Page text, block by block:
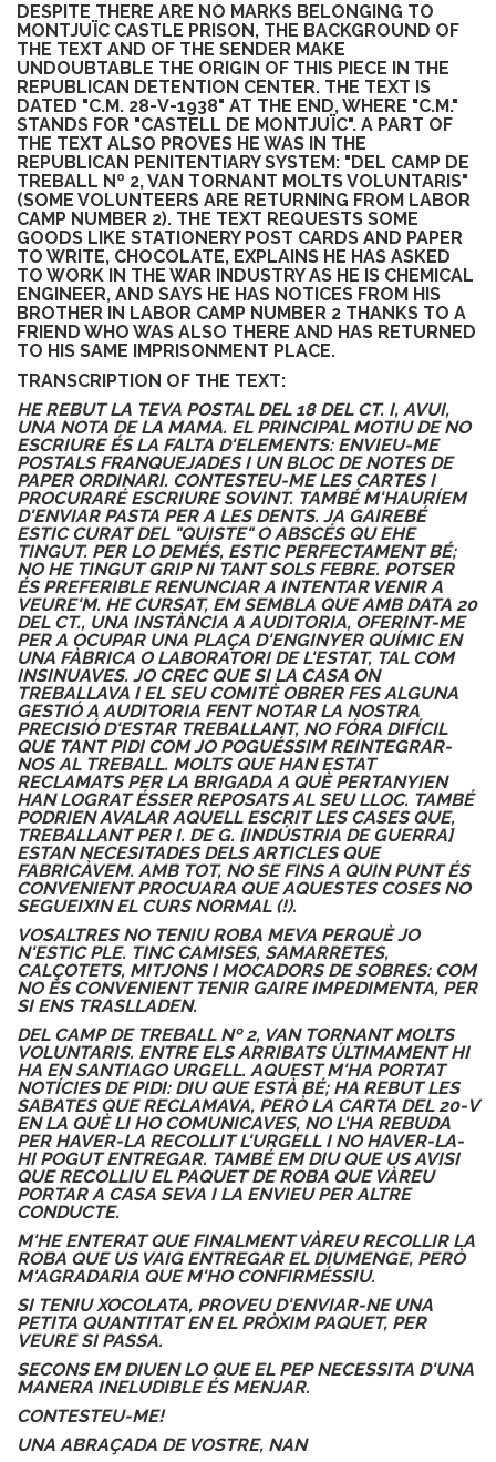
DESPITE THERE ARE NO MARKS BELONGING TO
MONTJUÏC CASTLE PRISON, THE BACKGROUND OF
THE TEXT AND OF THE SENDER MAKE
UNDOUBTABLE THE ORIGIN OF THIS PIECE IN THE
REPUBLICAN DETENTION CENTER. THE TEXT IS
DATED "C.M. 28-V-1938" AT THE END, WHERE "C.M."
STANDS FOR "CASTELL DE MONTJUÏC". A PART OF
THE TEXT ALSO PROVES HE WAS IN THE
REPUBLICAN PENITENTIARY SYSTEM: "DEL CAMP DE
TREBALL Nº 2, VAN TORNANT MOLTS VOLUNTARIS"
(SOME VOLUNTEERS ARE RETURNING FROM LABOR
CAMP NUMBER 2). THE TEXT REQUESTS SOME
GOODS LIKE STATIONERY POST CARDS AND PAPER
TO WRITE, CHOCOLATE, EXPLAINS HE HAS ASKED
TO WORK IN THE WAR INDUSTRY AS HE IS CHEMICAL
ENGINEER, AND SAYS HE HAS NOTICES FROM HIS
BROTHER IN LABOR CAMP NUMBER 2 THANKS TO A
FRIEND WHO WAS ALSO THERE AND HAS RETURNED
TO HIS SAME IMPRISONMENT PLACE.
TRANSCRIPTION OF THE TEXT:
HE REBUT LA TEVA POSTAL DEL 18 DEL CT. I, AVUI,
UNA NOTA DE LA MAMA. EL PRINCIPAL MOTIU DE NO
ESCRIURE ÉS LA FALTA D'ELEMENTS: ENVIEU-ME
POSTALS FRANQUEJADES I UN BLOC DE NOTES DE
PAPER ORDINARI. CONTESTEU-ME LES CARTES I
PROCURARÉ ESCRIURE SOVINT. TAMBÉ M'HAURÍEM
D'ENVIAR PASTA PER A LES DENTS. JA GAIREBÉ
ESTIC CURAT DEL "QUISTE" O ABSCÉS QU EHE
TINGUT. PER LO DEMÉS, ESTIC PERFECTAMENT BÉ;
NO HE TINGUT GRIP NI TANT SOLS FEBRE. POTSER
ÉS PREFERIBLE RENUNCIAR A INTENTAR VENIR A
VEURE'M. HE CURSAT, EM SEMBLA QUE AMB DATA 20
DEL CT., UNA INSTÀNCIA A AUDITORIA, OFERINT-ME
PER A OCUPAR UNA PLAÇA D'ENGINYER QUÍMIC EN
UNA FÀBRICA O LABORATORI DE L'ESTAT, TAL COM
INSINUAVES. JO CREC QUE SI LA CASA ON
TREBALLAVA I EL SEU COMITÈ OBRER FES ALGUNA
GESTIÓ A AUDITORIA FENT NOTAR LA NOSTRA
PRECISIÓ D'ESTAR TREBALLANT, NO FÓRA DIFÍCIL
QUE TANT PIDI COM JO POGUÉSSIM REINTEGRAR-
NOS AL TREBALL. MOLTS QUE HAN ESTAT
RECLAMATS PER LA BRIGADA A QUÈ PERTANYIEN
HAN LOGRAT ÉSSER REPOSATS AL SEU LLOC. TAMBÉ
PODRIEN AVALAR AQUELL ESCRIT LES CASES QUE,
TREBALLANT PER I. DE G. [INDÚSTRIA DE GUERRA]
ESTAN NECESITADES DELS ARTICLES QUE
FABRICÀVEM. AMB TOT, NO SE FINS A QUIN PUNT ÉS
CONVENIENT PROCUARA QUE AQUESTES COSES NO
SEGUEIXIN EL CURS NORMAL (!).
VOSALTRES NO TENIU ROBA MEVA PERQUÈ JO
N'ESTIC PLE. TINC CAMISES, SAMARRETES,
CALÇOTETS, MITJONS I MOCADORS DE SOBRES: COM
NO ÉS CONVENIENT TENIR GAIRE IMPEDIMENTA, PER
SI ENS TRASLLADEN.
DEL CAMP DE TREBALL Nº 2, VAN TORNANT MOLTS
VOLUNTARIS. ENTRE ELS ARRIBATS ÚLTIMAMENT HI
HA EN SANTIAGO URGELL. AQUEST M'HA PORTAT
NOTÍCIES DE PIDI: DIU QUE ESTÀ BÉ; HA REBUT LES
SABATES QUE RECLAMAVA, PERÒ LA CARTA DEL 20-V
EN LA QUÈ LI HO COMUNICAVES, NO L'HA REBUDA
PER HAVER-LA RECOLLIT L'URGELL I NO HAVER-LA-
HI POGUT ENTREGAR. TAMBÉ EM DIU QUE US AVISI
QUE RECOLLIU EL PAQUET DE ROBA QUE VÀREU
PORTAR A CASA SEVA I LA ENVIEU PER ALTRE
CONDUCTE.
M'HE ENTERAT QUE FINALMENT VÀREU RECOLLIR LA
ROBA QUE US VAIG ENTREGAR EL DIUMENGE, PERÒ
M'AGRADARIA QUE M'HO CONFIRMÉSSIU.
SI TENIU XOCOLATA, PROVEU D'ENVIAR-NE UNA
PETITA QUANTITAT EN EL PRÒXIM PAQUET, PER
VEURE SI PASSA.
SECONS EM DIUEN LO QUE EL PEP NECESSITA D'UNA
MANERA INELUDIBLE ÉS MENJAR.
CONTESTEU-ME!
UNA ABRAÇADA DE VOSTRE, NAN